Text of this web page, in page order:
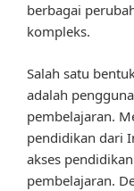
berbagai
kompleks.
Salah satu
adalah
pembelajaran.
pendidikan dari
akses
pembelajaran.